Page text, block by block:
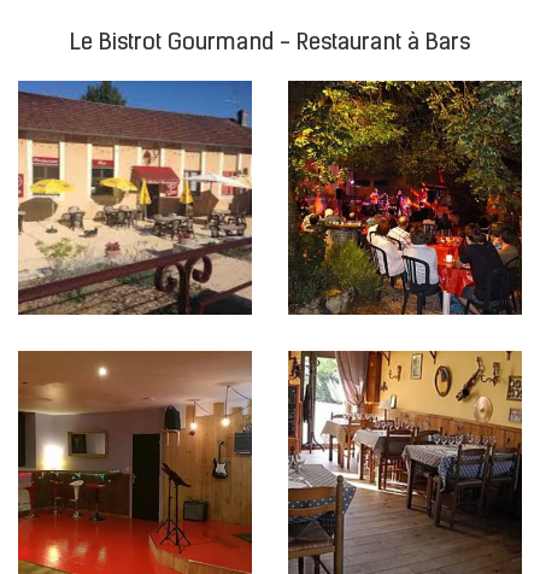
Le Bistrot Gourmand - Restaurant à Bars